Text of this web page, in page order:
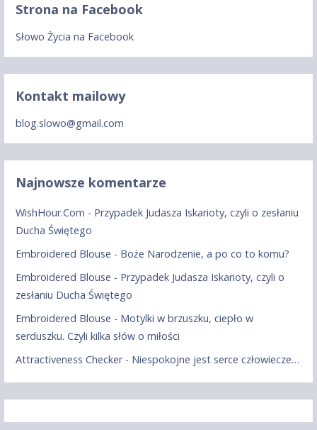
Strona na Facebook
Słowo Życia na Facebook
Kontakt mailowy
blog.slowo@gmail.com
Najnowsze komentarze
WishHour.Com - Przypadek Judasza Iskarioty, czyli o zesłaniu
Ducha Świętego
Embroidered Blouse - Boże Narodzenie, a po co to komu?
Embroidered Blouse - Przypadek Judasza Iskarioty, czyli o
zesłaniu Ducha Świętego
Embroidered Blouse - Motylki w brzuszku, ciepło w
serduszku. Czyli kilka słów o miłości
Attractiveness Checker- Niespokojne jest serce człowiecze…